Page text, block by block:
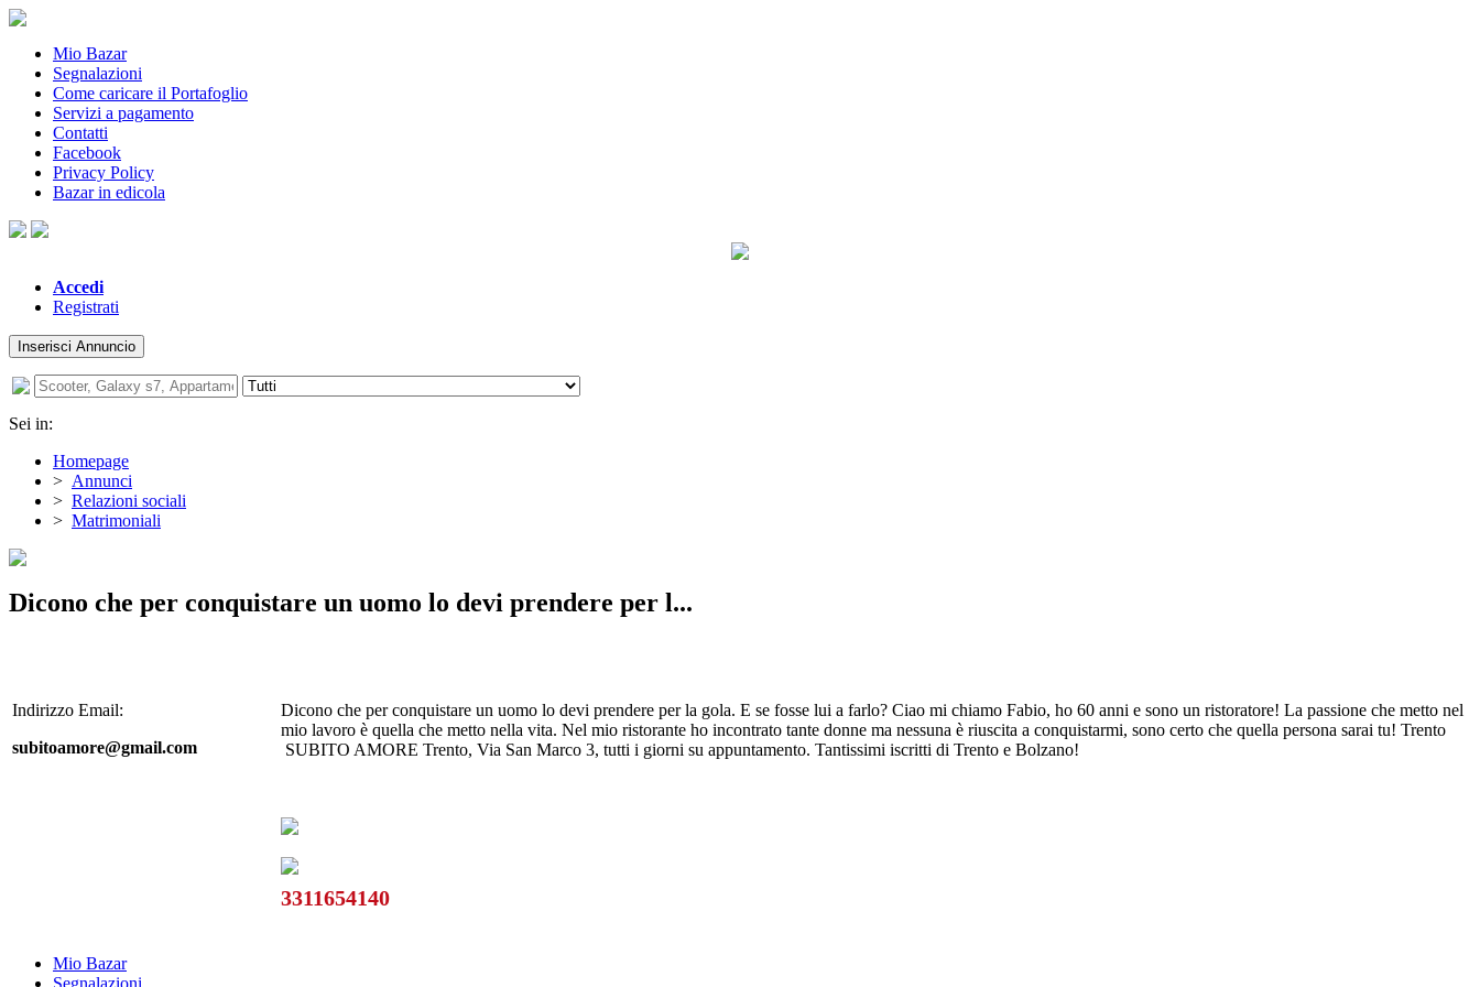
Mio Bazar
Segnalazioni
Come caricare il Portafoglio
Servizi a pagamento
Contatti
Facebook
Privacy Policy
Bazar in edicola
Accedi
Registrati
Inserisci Annuncio
Sei in:
Homepage
> Annunci
> Relazioni sociali
> Matrimoniali
Dicono che per conquistare un uomo lo devi prendere per l...
Indirizzo Email:
subitoamore@gmail.com
Dicono che per conquistare un uomo lo devi prendere per la gola. E se fosse lui a farlo? Ciao mi chiamo Fabio, ho 60 anni e sono un ristoratore! La passione che metto nel
mio lavoro è quella che metto nella vita. Nel mio ristorante ho incontrato tante donne ma nessuna è riuscita a conquistarmi, sono certo che quella persona sarai tu! Trento
SUBITO AMORE Trento, Via San Marco 3, tutti i giorni su appuntamento. Tantissimi iscritti di Trento e Bolzano!
3311654140
Mio Bazar
Segnalazioni